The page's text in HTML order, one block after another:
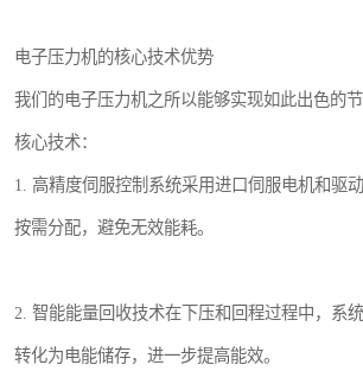
电子压力机的核心技术优势
我们的电子压力机之所以能够实现如此出色的
核心技术：
1. 高精度伺服控制系统采用进口伺服电机和驱
按需分配，避免无效能耗。
2. 智能能量回收技术在下压和回程过程中，系
转化为电能储存，进一步提高能效。